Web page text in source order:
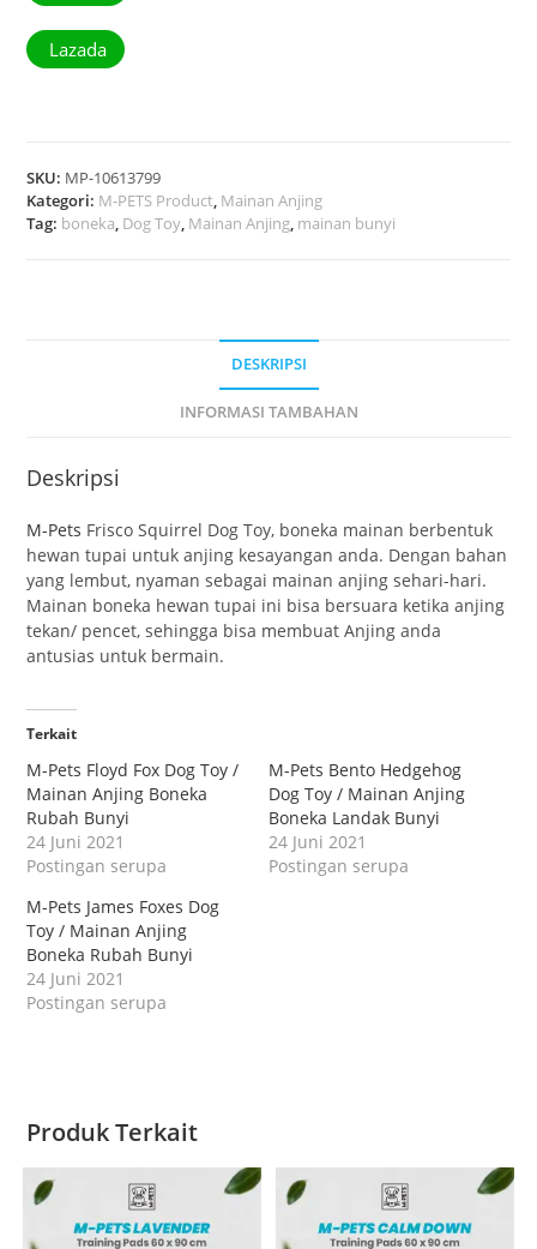
Lazada
SKU: MP-10613799
Kategori: M-PETS Product, Mainan Anjing
Tag: boneka, Dog Toy, Mainan Anjing, mainan bunyi
DESKRIPSI
INFORMASI TAMBAHAN
Deskripsi
M-Pets Frisco Squirrel Dog Toy, boneka mainan berbentuk
hewan tupai untuk anjing kesayangan anda. Dengan bahan
yang lembut, nyaman sebagai mainan anjing sehari-hari.
Mainan boneka hewan tupai ini bisa bersuara ketika anjing
tekan/ pencet, sehingga bisa membuat Anjing anda
antusias untuk bermain.
Terkait
M-Pets Floyd Fox Dog Toy /
Mainan Anjing Boneka
Rubah Bunyi
24 Juni 2021
Postingan serupa
M-Pets Bento Hedgehog
Dog Toy / Mainan Anjing
Boneka Landak Bunyi
24 Juni 2021
Postingan serupa
M-Pets James Foxes Dog
Toy / Mainan Anjing
Boneka Rubah Bunyi
24 Juni 2021
Postingan serupa
Produk Terkait